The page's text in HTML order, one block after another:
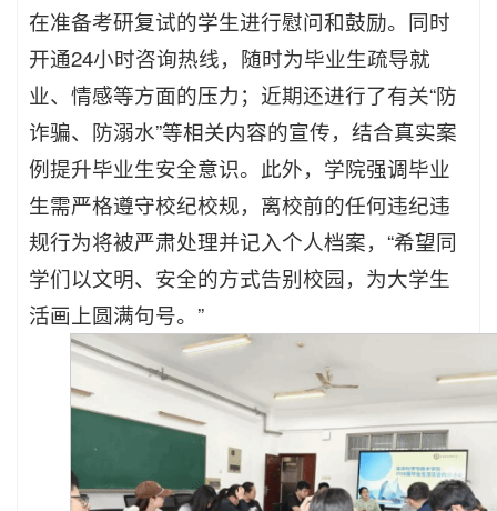
在准备考研复试的学生进行慰问和鼓励。同时
开通24小时咨询热线，随时为毕业生疏导就
业、情感等方面的压力；近期还进行了有关“防
诈骗、防溺水”等相关内容的宣传，结合真实案
例提升毕业生安全意识。此外，学院强调毕业
生需严格遵守校纪校规，离校前的任何违纪违
规行为将被严肃处理并记入个人档案，“希望同
学们以文明、安全的方式告别校园，为大学生
活画上圆满句号。”